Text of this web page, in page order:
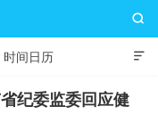

时间日历

纪委监委回应健